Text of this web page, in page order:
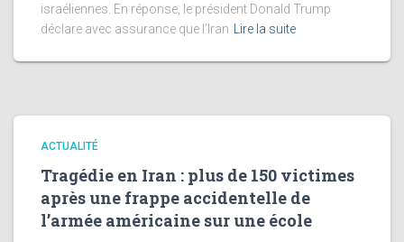
israéliennes. En réponse, le président Donald Trump
déclare avec assurance que l’Iran
Lire la suite
ACTUALITÉ
Tragédie en Iran : plus de 150 victimes
après une frappe accidentelle de
l’armée américaine sur une école